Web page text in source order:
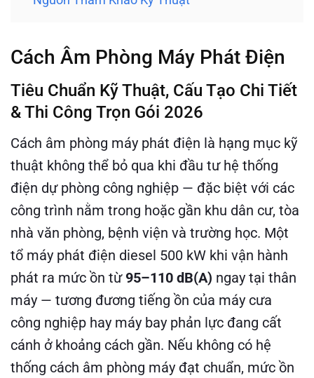
Cách Âm Phòng Máy Phát Điện
Tiêu Chuẩn Kỹ Thuật, Cấu Tạo Chi Tiết
& Thi Công Trọn Gói 2026
Cách âm phòng máy phát điện là hạng mục kỹ
thuật không thể bỏ qua khi đầu tư hệ thống
điện dự phòng công nghiệp — đặc biệt với các
công trình nằm trong hoặc gần khu dân cư, tòa
nhà văn phòng, bệnh viện và trường học. Một
tổ máy phát điện diesel 500 kW khi vận hành
phát ra mức ồn từ95–110 dB(A) ngay tại thân
máy — tương đương tiếng ồn của máy cưa
công nghiệp hay máy bay phản lực đang cất
cánh ở khoảng cách gần. Nếu không có hệ
thống cách âm phòng máy đạt chuẩn, mức ồn